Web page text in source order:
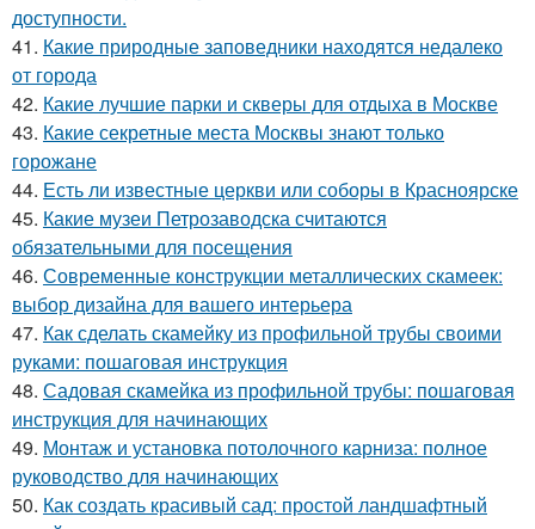
доступности.
41. Какие природные заповедники находятся недалеко
от города
42. Какие лучшие парки и скверы для отдыха в Москве
43. Какие секретные места Москвы знают только
горожане
44. Есть ли известные церкви или соборы в Красноярске
45. Какие музеи Петрозаводска считаются
обязательными для посещения
46. Современные конструкции металлических скамеек:
выбор дизайна для вашего интерьера
47. Как сделать скамейку из профильной трубы своими
руками: пошаговая инструкция
48. Садовая скамейка из профильной трубы: пошаговая
инструкция для начинающих
49. Монтаж и установка потолочного карниза: полное
руководство для начинающих
50. Как создать красивый сад: простой ландшафтный